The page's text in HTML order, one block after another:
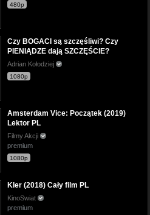
480p
Czy BOGACI są szczęśliwi? Czy
PIENIĄDZE dają SZCZĘŚCIE?
Adrian Kołodziej
1080p
Amsterdam Vice: Początek (2019)
Lektor PL
Filmy Akcji
premium
1080p
Kler (2018) Cały film PL
KinoSwiat
premium